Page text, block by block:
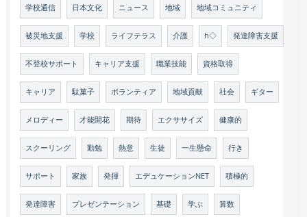
学校通信 日本文化 ニュース 地域 地域コミュニティ
被災地支援 学校 ライフテラス 介護 h◇ 発達障害支援
不登校サポート キャリア支援 職業技能 資格取得
キャリア 駄菓子 ボランティア 地域貢献 社会 ギター
メロディー 才能開花 期待 エクササイズ 健康的
スクーリング 勤勉 熱意 生徒 一生懸命 行き
サポート 家族 発揮 エデュケーションNET 積極的
発達障害 プレゼンテーション 基礎 学ぶ 算数